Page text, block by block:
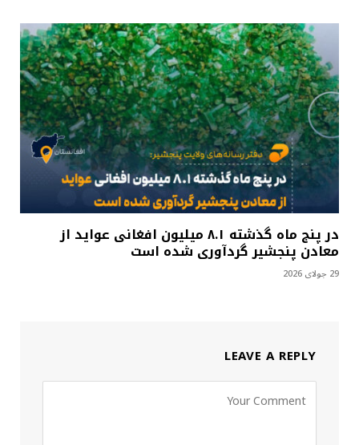
در پنج ماه گذشته ۸.۱ میلیون افغانی عواید از
معادن پنجشیر گردآوری شده است
29 جولای 2026
LEAVE A REPLY